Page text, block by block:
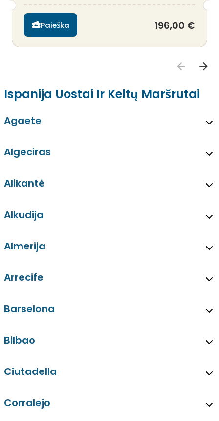
Paieška 196,00 €
Ispanija Uostai Ir Keltų Maršrutai
Agaete
Algeciras
Alikantė
Alkudija
Almerija
Arrecife
Barselona
Bilbao
Ciutadella
Corralejo